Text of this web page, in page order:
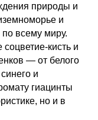
природы и
и
всему миру.
кисть и
— от белого
и
гиацинты
но и в